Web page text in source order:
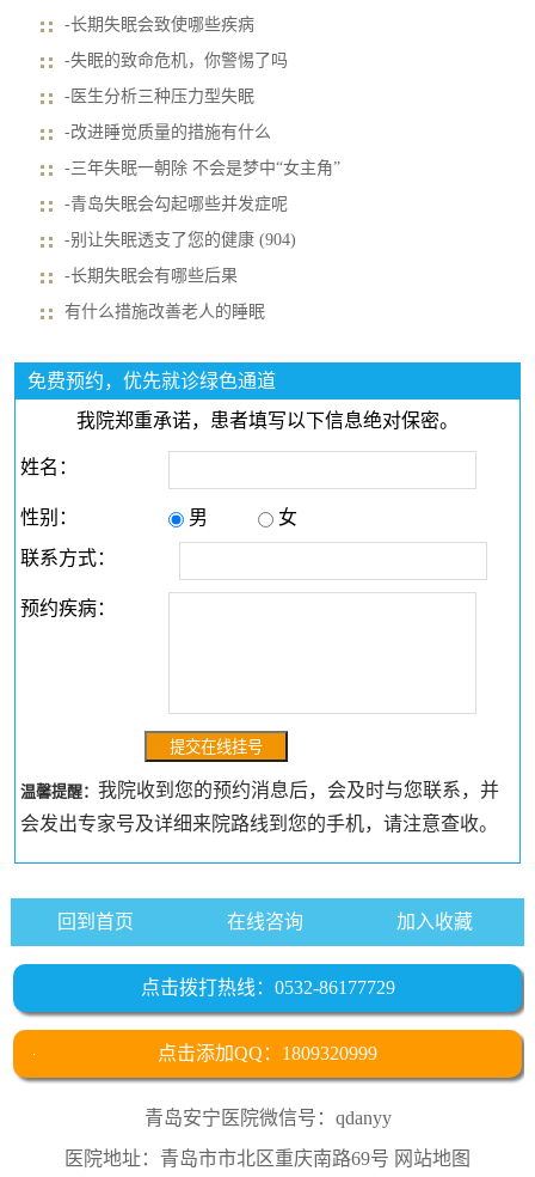
-长期失眠会致使哪些疾病
-失眠的致命危机，你警惕了吗
-医生分析三种压力型失眠
-改进睡觉质量的措施有什么
-三年失眠一朝除 不会是梦中“女主角”
-青岛失眠会勾起哪些并发症呢
-别让失眠透支了您的健康 (904)
-长期失眠会有哪些后果
有什么措施改善老人的睡眠
免费预约，优先就诊绿色通道
我院郑重承诺，患者填写以下信息绝对保密。
姓名：
性别： 男
女
联系方式：
预约疾病：
温馨提醒：我院收到您的预约消息后，会及时与您联系，并
会发出专家号及详细来院路线到您的手机，请注意查收。
回到首页 在线咨询 加入收藏
点击拨打热线：0532-86177729
点击添加QQ：1809320999
青岛安宁医院微信号：qdanyy
医院地址：青岛市市北区重庆南路69号 网站地图